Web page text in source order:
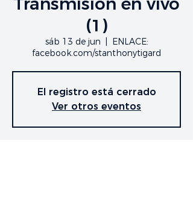
(1)
sáb 13 de jun
ENLACE:
facebook.com/stanthonytigard
El registro está cerrado
Ver otros eventos